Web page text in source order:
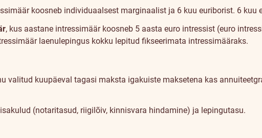
koosneb individuaalsest marginaalist ja 6 kuu euriborist. 6 kuu
, kus aastane intressimäär koosneb 5 aasta euro intressist (euro
laenulepingus kokku lepitud fikseerimata intressimääraks.
valitud kuupäeval tagasi maksta igakuiste maksetena kas
(notaritasud, riigilõiv, kinnisvara hindamine) ja lepingutasu.